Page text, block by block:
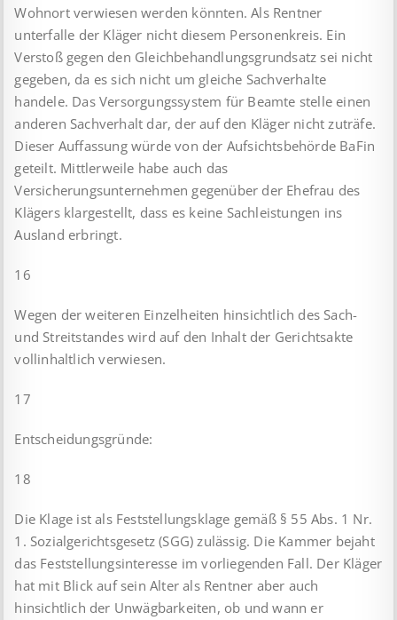
Wohnort verwiesen werden könnten. Als Rentner
unterfalle der Kläger nicht diesem Personenkreis. Ein
Verstoß gegen den Gleichbehandlungsgrundsatz sei nicht
gegeben, da es sich nicht um gleiche Sachverhalte
handele. Das Versorgungssystem für Beamte stelle einen
anderen Sachverhalt dar, der auf den Kläger nicht zuträfe.
Dieser Auffassung würde von der Aufsichtsbehörde BaFin
geteilt. Mittlerweile habe auch das
Versicherungsunternehmen gegenüber der Ehefrau des
Klägers klargestellt, dass es keine Sachleistungen ins
Ausland erbringt.
16
Wegen der weiteren Einzelheiten hinsichtlich des Sach-
und Streitstandes wird auf den Inhalt der Gerichtsakte
vollinhaltlich verwiesen.
17
Entscheidungsgründe:
18
Die Klage ist als Feststellungsklage gemäß § 55 Abs. 1 Nr.
1. Sozialgerichtsgesetz (SGG) zulässig. Die Kammer bejaht
das Feststellungsinteresse im vorliegenden Fall. Der Kläger
hat mit Blick auf sein Alter als Rentner aber auch
hinsichtlich der Unwägbarkeiten, ob und wann er